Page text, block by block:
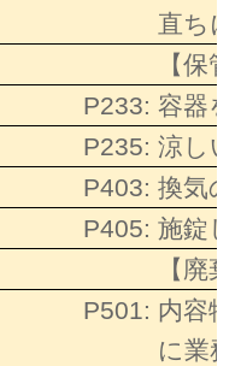
直ち
【保
P233: 容器
P235: 涼し
P403: 換気
P405: 施錠
【廃
P501: 内容
に業